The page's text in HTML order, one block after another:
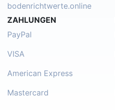
bodenrichtwerte.online
ZAHLUNGEN
PayPal
VISA
American Express
Mastercard